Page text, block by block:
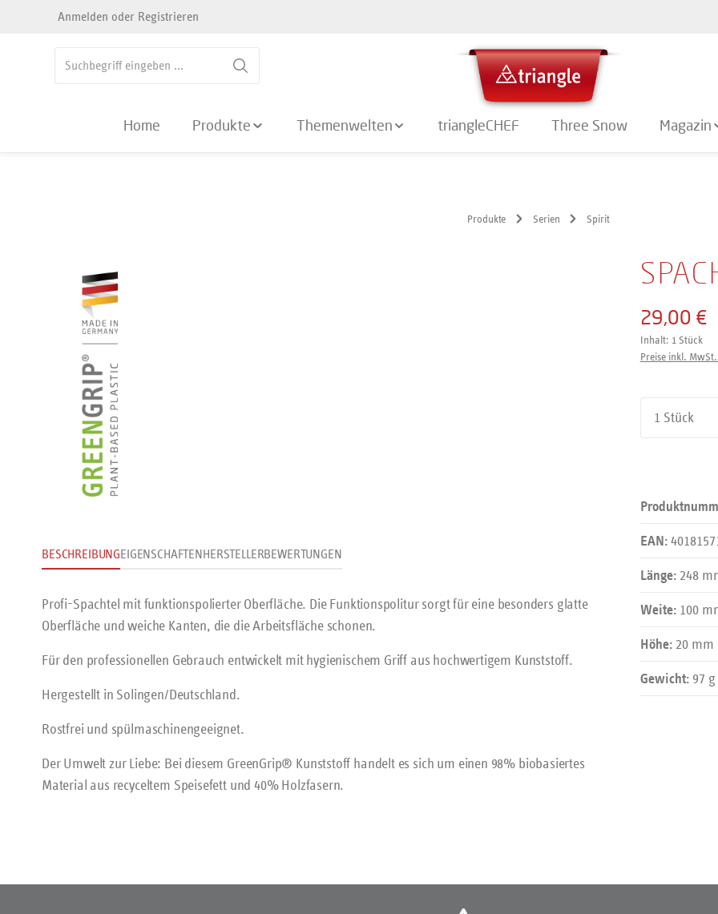
Zur Hauptnavigation springen
Anmelden oder Registrieren
Home Produkte Themenwelten triangleCHEF Three Snow Magazin
Produkte Serien Spirit
29,00 €
Inhalt: 1 Stück
Preise inkl.
Produkt
EAN:
Länge: 248
Weite: 100
Höhe: 20 mm
Gewicht: 97 g
BESCHREIBUNGEIGENSCHAFTENHERSTELLERBEWERTUNGEN
Profi-Spachtel mit funktionspolierter Oberfläche. Die Funktionspolitur sorgt für eine besonders glatte
Oberfläche und weiche Kanten, die die Arbeitsfläche schonen.
Für den professionellen Gebrauch entwickelt mit hygienischem Griff aus hochwertigem Kunststoff.
Hergestellt in Solingen/Deutschland.
Rostfrei und spülmaschinengeeignet.
Der Umwelt zur Liebe: Bei diesem GreenGrip® Kunststoff handelt es sich um einen 98% biobasiertes
Material aus recyceltem Speisefett und 40% Holzfasern.